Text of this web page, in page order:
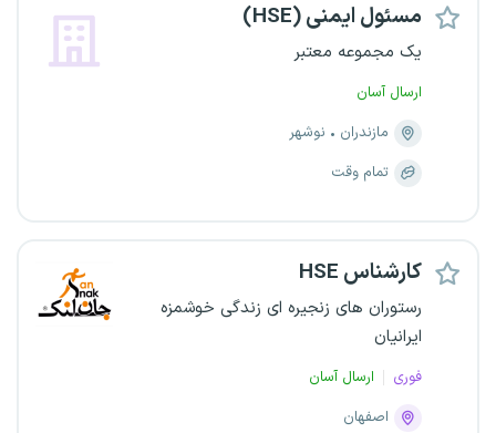
مسئول ایمنی (HSE)
یک مجموعه معتبر
ارسال آسان
مازندران
نوشهر
تمام وقت
کارشناس HSE
رستوران های زنجیره ای زندگی خوشمزه
ایرانیان
فوری
ارسال آسان
اصفهان